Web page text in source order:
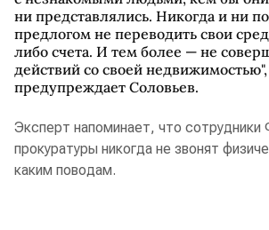
ни представлялись. Никогда и ни
предлогом не переводить свои
либо счета. И тем более — не
действий со своей
предупреждает Соловьев.
Эксперт напоминает, что
прокуратуры никогда не звонят
каким поводам.